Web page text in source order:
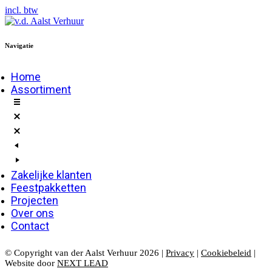
incl. btw
Navigatie
Home
Assortiment
Zakelijke klanten
Feestpakketten
Projecten
Over ons
Contact
© Copyright van der Aalst Verhuur 2026 | Privacy | Cookiebeleid |
Website door NEXT LEAD